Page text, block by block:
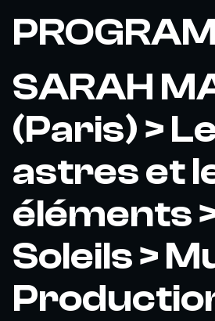
SARAH
(Paris) >
astres et
éléments >
Soleils >